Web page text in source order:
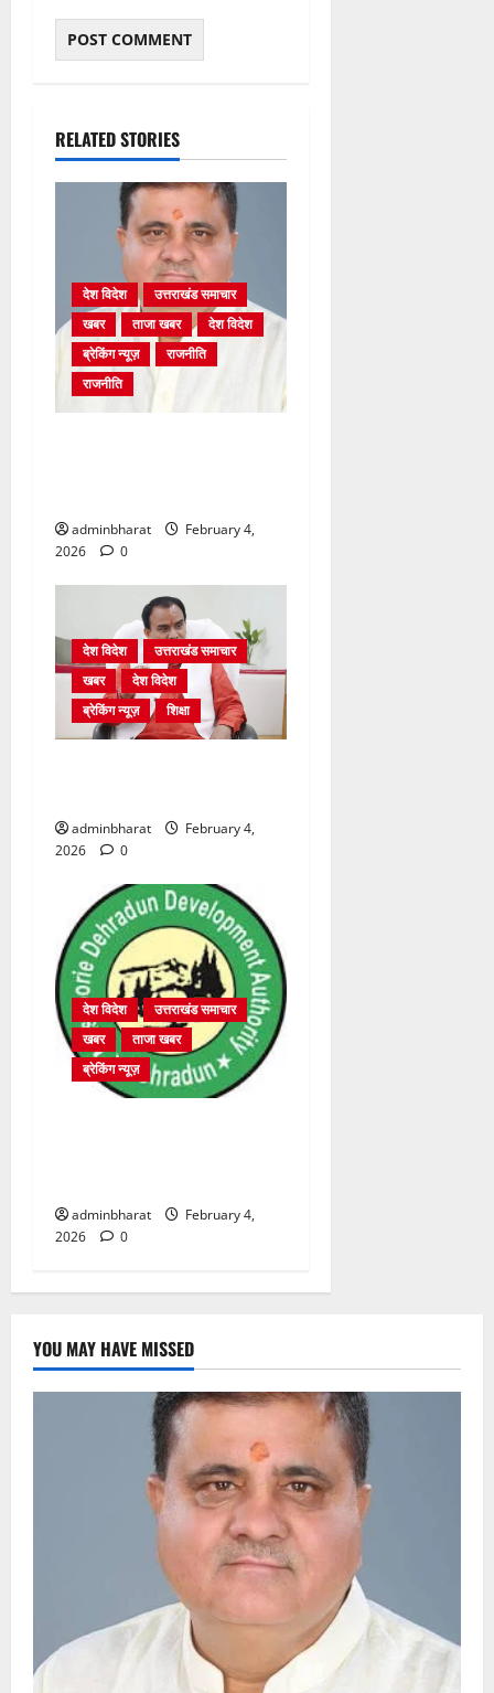
RELATED STORIES
देश विदेश
उत्तराखंड समाचार
खबर
ताजा खबर
देश विदेश
ब्रेकिंग न्यूज़
राजनीति
राजनीति
adminbharat
February 4,
2026
0
देश विदेश
उत्तराखंड समाचार
खबर
देश विदेश
ब्रेकिंग न्यूज़
शिक्षा
adminbharat
February 4,
2026
0
देश विदेश
उत्तराखंड समाचार
खबर
ताजा खबर
ब्रेकिंग न्यूज़
adminbharat
February 4,
2026
0
YOU MAY HAVE MISSED